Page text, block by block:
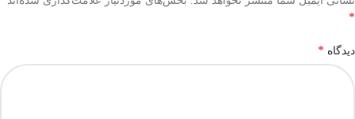
*
دیدگاه *